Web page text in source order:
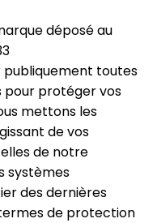
déposé au
publiquement toutes
pour protéger vos
mettons les
de vos
de notre
systèmes
des dernières
de protection